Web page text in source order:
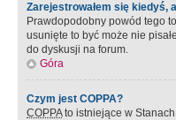
Zarejestrowałem się kiedyś,
Prawdopodobny powód tego
usunięte to być może nie
do dyskusji na forum.
Góra
Czym jest COPPA?
COPPAto istniejące w